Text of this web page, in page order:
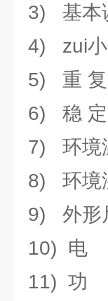
3) 基本
4) zui小
5) 重 复
6) 稳 定
7) 环境
8) 环境
9) 外形
10) 电
11) 功